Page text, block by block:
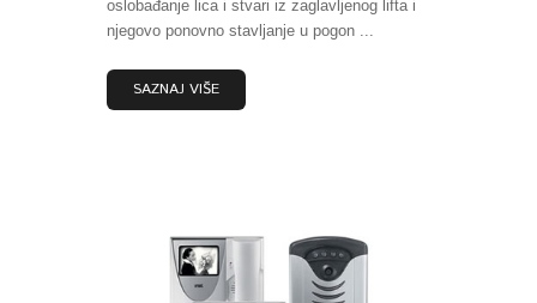
oslobađanje lica i stvari iz zaglavljenog lifta i
njegovo ponovno stavljanje u pogon ...
SAZNAJ VIŠE